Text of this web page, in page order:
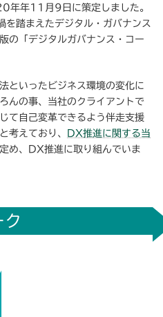
年年11月9日に策定しました。
踏まえたデジタル・ガバナンス
の「デジタルガバナンス・コー
といったビジネス環境の変化に
んの事、当社のクライアントで
て自己変革できるよう伴走支援
考えており、
DX推進に関する当
め、DX推進に取り組んでいま